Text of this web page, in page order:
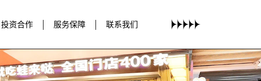
投资合作 服务保障 联系我们